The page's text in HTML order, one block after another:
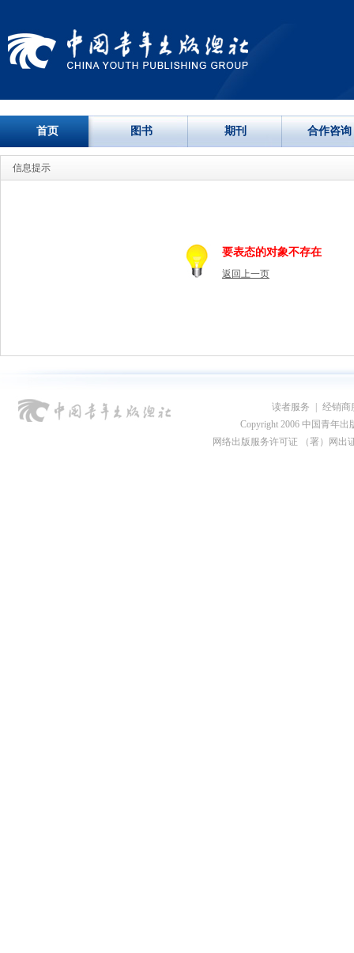
首页 图书 期刊 合作咨询
信息提示
要表态的对象不存在
返回上一页
读者服务
经销商
Copyright 2006 中国青年出
网络出版服务许可证 （署）网出